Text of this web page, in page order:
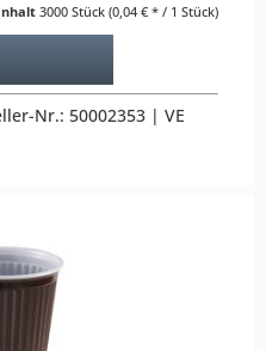
3000 Stück (0,04 € * / 1 Stück)
Nr.: 50002353 | VE